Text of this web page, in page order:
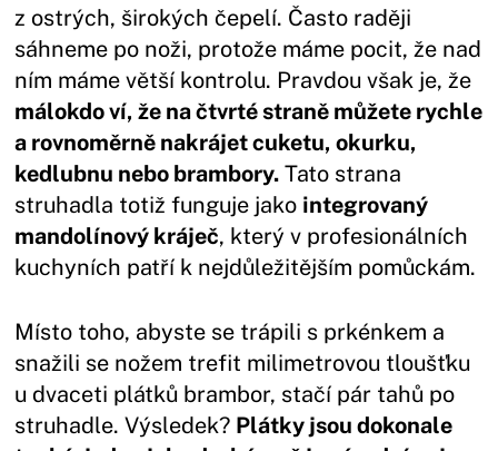
z ostrých, širokých čepelí. Často raději
sáhneme po noži, protože máme pocit, že nad
ním máme větší kontrolu. Pravdou však je, že
málokdo ví, že na čtvrté straně můžete rychle
a rovnoměrně nakrájet cuketu, okurku,
kedlubnu nebo brambory. Tato strana
struhadla totiž funguje jako integrovaný
mandolínový kráječ, který v profesionálních
kuchyních patří k nejdůležitějším pomůckám.
Místo toho, abyste se trápili s prkénkem a
snažili se nožem trefit milimetrovou tloušťku
u dvaceti plátků brambor, stačí pár tahů po
struhadle. Výsledek? Plátky jsou dokonale